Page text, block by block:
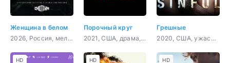
Женщина в белом
2026, Россия, мелодрама, детектив
Порочный круг
2021, США, драма, криминал
Грешные
2020, США, ужасы, триллер
HD HD HD